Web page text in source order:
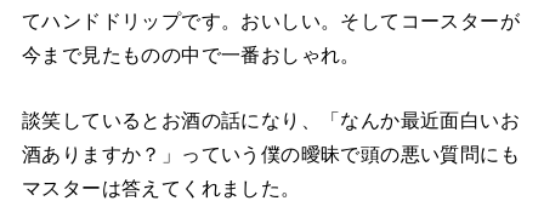
てハンドドリップです。おいしい。そしてコースターが
今まで見たものの中で一番おしゃれ。
談笑しているとお酒の話になり、「なんか最近面白いお
酒ありますか？」っていう僕の曖昧で頭の悪い質問にも
マスターは答えてくれました。